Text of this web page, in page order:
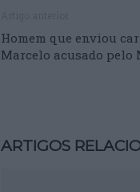
Homem que enviou
Marcelo acusado
ARTIGOS